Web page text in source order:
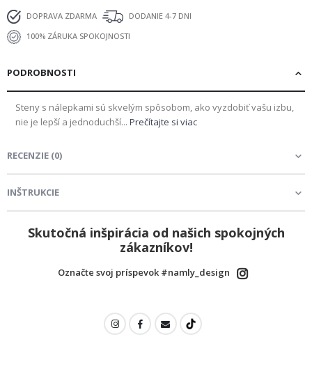
DOPRAVA ZDARMA
DODANIE 4-7 DNI
100% ZÁRUKA SPOKOJNOSTI
PODROBNOSTI
Steny s nálepkami sú skvelým spôsobom, ako vyzdobiť vašu izbu,
nie je lepší a jednoduchší... Prečítajte si viac
RECENZIE (0)
INŠTRUKCIE
Skutočná inšpirácia od našich spokojných
zákazníkov!
Označte svoj príspevok #namly_design